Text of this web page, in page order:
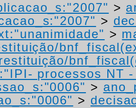
>
>
>
processos NT
>
>